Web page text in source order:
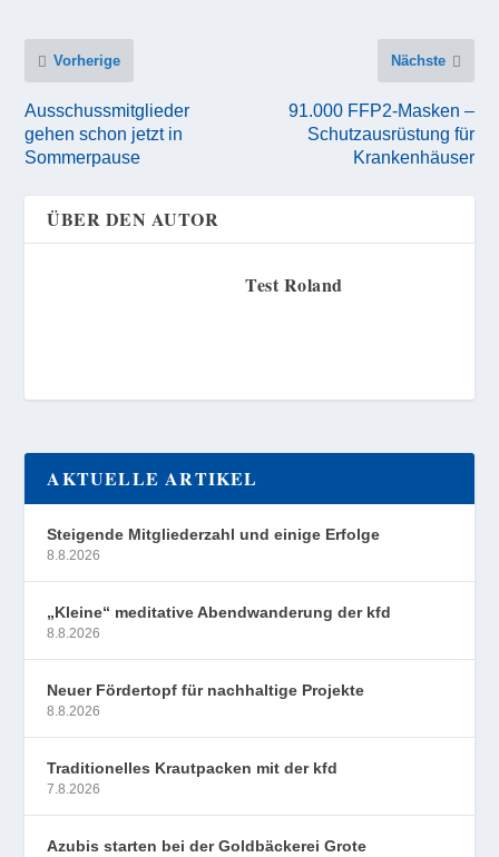
Vorherige
Ausschussmitglieder
gehen schon jetzt in
Sommerpause
Nächste
91.000 FFP2-Masken –
Schutzausrüstung für
Krankenhäuser
ÜBER DEN AUTOR
Test Roland
AKTUELLE ARTIKEL
Steigende Mitgliederzahl und einige Erfolge
8.8.2026
„Kleine“ meditative Abendwanderung der kfd
8.8.2026
Neuer Fördertopf für nachhaltige Projekte
8.8.2026
Traditionelles Krautpacken mit der kfd
7.8.2026
Azubis starten bei der Goldbäckerei Grote